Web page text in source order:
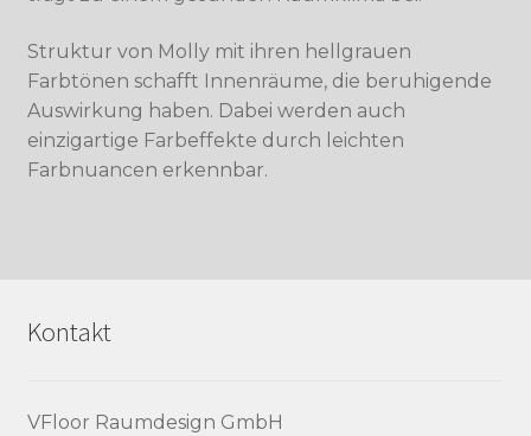
Struktur von Molly mit ihren hellgrauen
Farbtönen schafft Innenräume, die beruhigende
Auswirkung haben. Dabei werden auch
einzigartige Farbeffekte durch leichten
Farbnuancen erkennbar.
Kontakt
VFloor Raumdesign GmbH